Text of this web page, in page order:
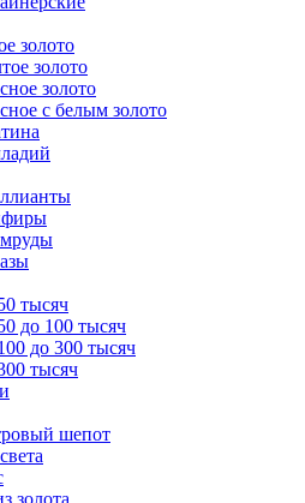
золото
золото
золото
с белым золото
тысяч
до 100 тысяч
до 300 тысяч
тысяч
шепот
золота